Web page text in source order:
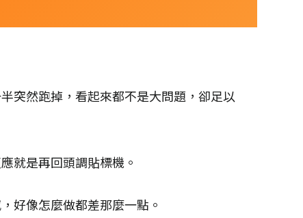
突然跑掉，看起來都不是大問題，卻足以
就是再回頭調貼標機。
好像怎麼做都差那麼一點。